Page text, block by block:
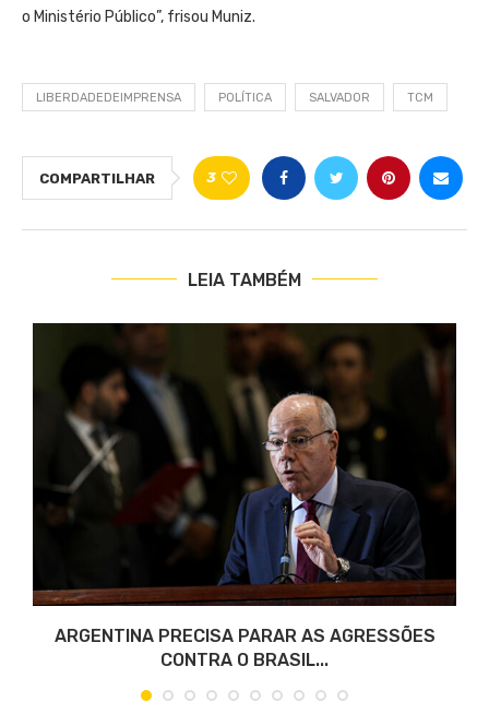
o Ministério Público”, frisou Muniz.
LIBERDADEDEIMPRENSA POLÍTICA SALVADOR TCM
COMPARTILHAR 3
LEIA TAMBÉM
ARGENTINA PRECISA PARAR AS AGRESSÕES
CONTRA O BRASIL...